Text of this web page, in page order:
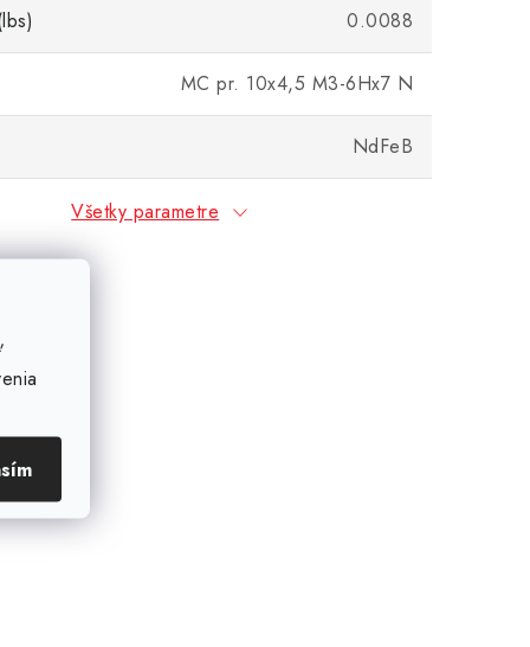
0.0088
MC pr. 10x4,5 M3-6Hx7 N
NdFeB
Všetky parametre